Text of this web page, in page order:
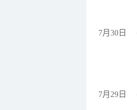
7月30日
7月29日